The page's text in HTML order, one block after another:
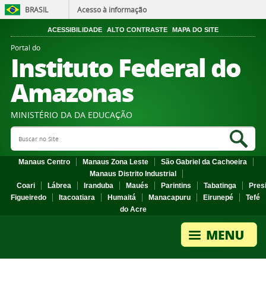
BRASIL Acesso à informação
ACESSIBILIDADE ALTO CONTRASTE MAPA DO SITE
Portal do
Instituto Federal do
Amazonas
MINISTÉRIO DA DA EDUCAÇÃO
Search Site
Manaus Centro Manaus Zona Leste
São Gabriel da Cachoeira
Manaus Distrito Industrial
Coari
Lábrea Iranduba Maués Parintins Tabatinga
Figueiredo
Itacoatiara Humaitá Manacapuru Eirunepé
Tefé
do Acre